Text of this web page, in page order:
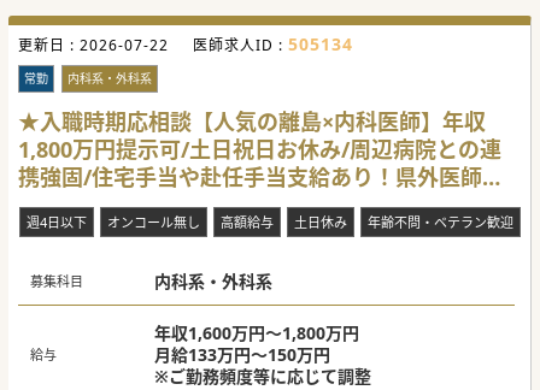
【職場環境と雰囲気】
■全国規模で展開する訪問診療クリニックのノウハウを共有
でき、在宅医療を基礎から学べる非常に恵まれた環境が整っ
ております。
■週4日からのご勤務が可能であり、土曜日と日曜日は完全
にお休みとなるため、メリハリのある働き方が実現できま
す。
■医師が自ら運転を行う必要はなく、多職種スタッフと良好
なコミュニケーションを取りながら日々の診療に専念できま
す。
■居宅への訪問診療を1日10件程度、施設への訪問を1日2件
程度担当していただきますが、件数は柔軟に調整可能です。
■専門医資格の有無に関わらず、これまでの臨床経験を活か
しながら、幅広い疾患を抱える患者様の在宅療養を支援して
#秋入職可
更新日 : 2026-07-22 医師求人ID : 505134
常勤 内科系・外科系
★入職時期応相談【人気の離島×内科医師】年収
1,800万円提示可/土日祝日お休み/周辺病院との連
携強固/住宅手当や赴任手当支給あり！県外医師も
歓迎しております。
週4日以下 オンコール無し 高額給与 土日休み 年齢不問・ベテラン歓迎
募集科目 内科系・外科系
給与
年収1,600万円～1,800万円
月給133万円～150万円
※ご勤務頻度等に応じて調整